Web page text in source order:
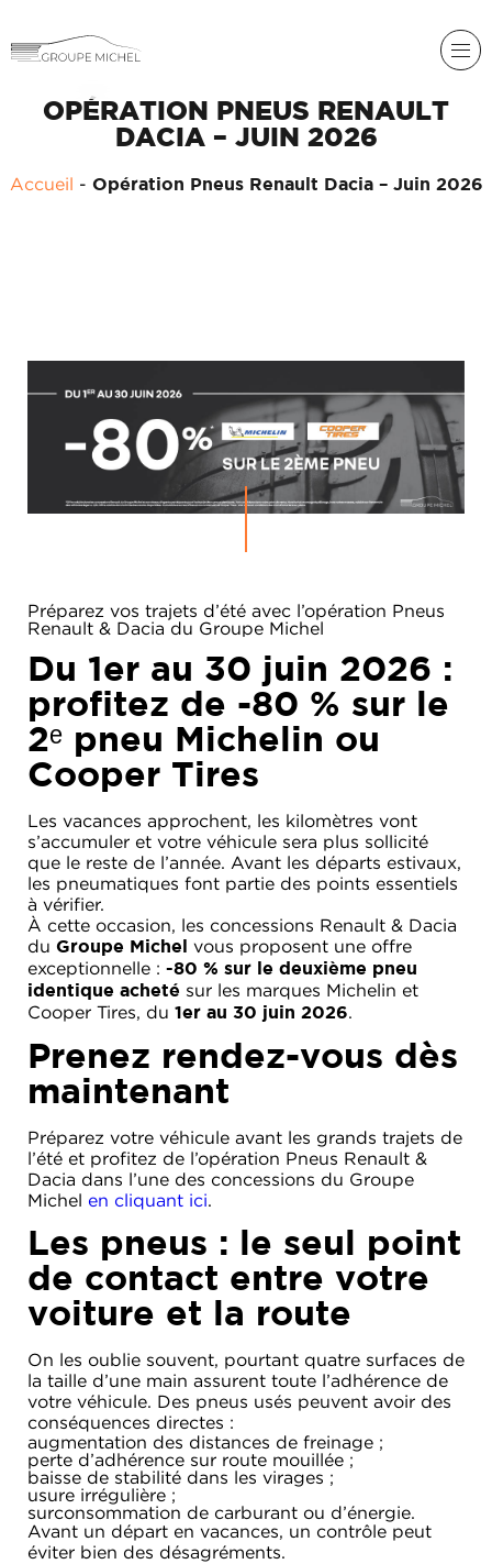
RENAULT
DACIA
ALPINE
LIGIER
MICROCAR
LIGIER
PROFESSIONAL
NOS
SERVICES
GROUPE
MICHEL
ACADÉMIE
HISTORIQUE
DU
GROUPE
MICHEL
ACTUALITÉS
OPÉRATION PNEUS RENAULT
DACIA – JUIN 2026
Accueil - Opération Pneus Renault Dacia – Juin 2026
Préparez vos trajets d’été avec l’opération Pneus
Renault & Dacia du Groupe Michel
Du 1er au 30 juin 2026 :
profitez de -80 % sur le
2ᵉ pneu Michelin ou
Cooper Tires
Les vacances approchent, les kilomètres vont
s’accumuler et votre véhicule sera plus sollicité
que le reste de l’année. Avant les départs estivaux,
les pneumatiques font partie des points essentiels
à vérifier.
À cette occasion, les concessions Renault & Dacia
du Groupe Michel
vous proposent une offre
exceptionnelle : -80 % sur le deuxième pneu
identique acheté sur les marques Michelin et
Cooper Tires, du 1er au 30 juin 2026.
Prenez rendez-vous dès
maintenant
Préparez votre véhicule avant les grands trajets de
l’été et profitez de l’opération Pneus Renault &
Dacia dans l’une des concessions du Groupe
Michel en cliquant ici.
Les pneus : le seul point
de contact entre votre
voiture et la route
On les oublie souvent, pourtant quatre surfaces de
la taille d’une main assurent toute l’adhérence de
votre véhicule. Des pneus usés peuvent avoir des
conséquences directes :
augmentation des distances de freinage ;
perte d’adhérence sur route mouillée ;
baisse de stabilité dans les virages ;
usure irrégulière ;
surconsommation de carburant ou d’énergie.
Avant un départ en vacances, un contrôle peut
éviter bien des désagréments.